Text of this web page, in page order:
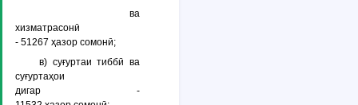
ва
хизматрасонӣ
- 51267 ҳазор сомонӣ;
в) суғуртаи тиббӣ ва
суғуртаҳои
дигар -